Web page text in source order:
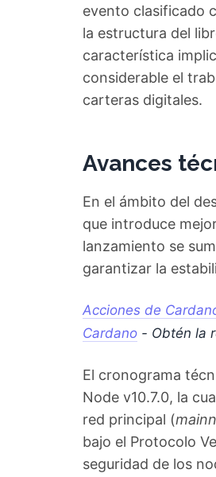
evento clasificado
la estructura del
característica
considerable el
carteras digitales.
Avances
En el ámbito del
que introduce
lanzamiento se
garantizar la
Acciones de
Cardano - Obtén la
El cronograma
Node v10.7.0, la
red principal (
bajo el Protocolo
seguridad de los